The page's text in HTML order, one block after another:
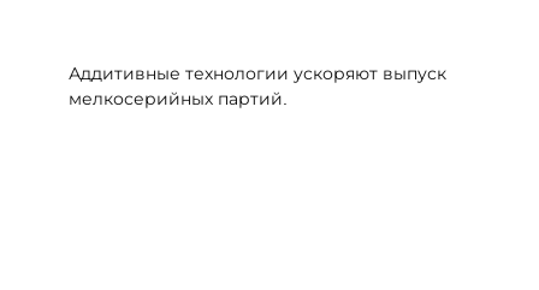
Аддитивные технологии ускоряют выпуск
мелкосерийных партий.